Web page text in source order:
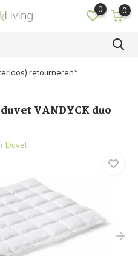
0 0
retourneren*
VANDYCK duo
Duvet